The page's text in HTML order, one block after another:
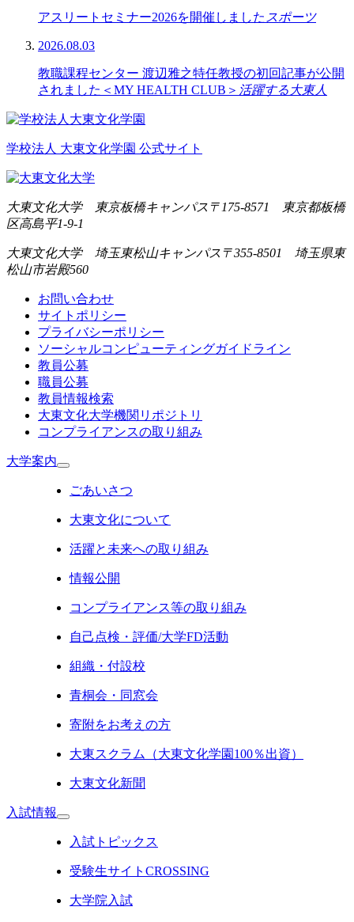
アスリートセミナー2026を開催しました スポーツ
2026.08.03
教職課程センター 渡辺雅之特任教授の初回記事が公開
されました＜MY HEALTH CLUB＞ 活躍する大東人
学校法人 大東文化学園 公式サイト
大東文化大学 東京板橋キャンパス 〒175-8571 東京都板橋
区高島平1-9-1
大東文化大学 埼玉東松山キャンパス 〒355-8501 埼玉県東
松山市岩殿560
お問い合わせ
サイトポリシー
プライバシーポリシー
ソーシャルコンピューティングガイドライン
教員公募
職員公募
教員情報検索
大東文化大学機関リポジトリ
コンプライアンスの取り組み
大学案内
ごあいさつ
大東文化について
活躍と未来への取り組み
情報公開
コンプライアンス等の取り組み
自己点検・評価/大学FD活動
組織・付設校
青桐会・同窓会
寄附をお考えの方
大東スクラム（大東文化学園100％出資）
大東文化新聞
入試情報
入試トピックス
受験生サイトCROSSING
大学院入試